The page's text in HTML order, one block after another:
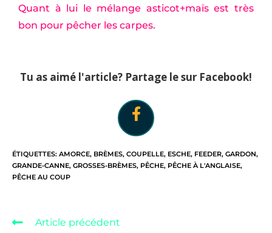
Quant à lui le mélange asticot+maïs est très
bon pour pêcher les carpes.
Tu as aimé l'article? Partage le sur Facebook!
ÉTIQUETTES: AMORCE, BRÈMES, COUPELLE, ESCHE, FEEDER, GARDON,
GRANDE-CANNE, GROSSES-BRÈMES, PÊCHE, PÊCHE À L'ANGLAISE,
PÊCHE AU COUP
Article précédent